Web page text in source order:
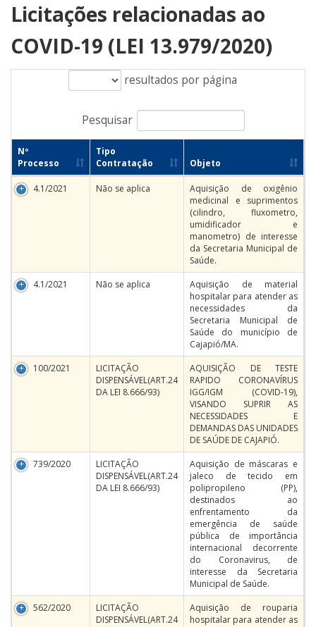
Licitações relacionadas ao
COVID-19 (LEI 13.979/2020)
resultados por página
Pesquisar
Nº
Processo
Tipo
Contratação
Objeto
4.1/2021 Não se aplica
Aquisição de oxigênio
medicinal e suprimentos
(cilindro, fluxometro,
umidificador e
manometro) de interesse
da Secretaria Municipal de
Saúde.
4.1/2021
Não se aplica
Aquisição de material
hospitalar para atender as
necessidades da
Secretaria Municipal de
Saúde do município de
Cajapió/MA.
100/2021
LICITAÇÃO
DISPENSÁVEL(ART.24
DA LEI 8.666/93)
AQUISIÇÃO DE TESTE
RAPIDO CORONAVÍRUS
IGG/IGM (COVID-19),
VISANDO SUPRIR AS
NECESSIDADES E
DEMANDAS DAS UNIDADES
DE SAÚDE DE CAJAPIÓ.
739/2020
LICITAÇÃO
DISPENSÁVEL(ART.24
DA LEI 8.666/93)
Aquisição de máscaras e
jaleco de tecido em
polipropileno (PP),
destinados ao
enfrentamento da
emergência de saúde
pública de importância
internacional decorrente
do Coronavirus, de
interesse da Secretaria
Municipal de Saúde.
562/2020
LICITAÇÃO
DISPENSÁVEL(ART.24
Aquisição de rouparia
hospitalar para atender as